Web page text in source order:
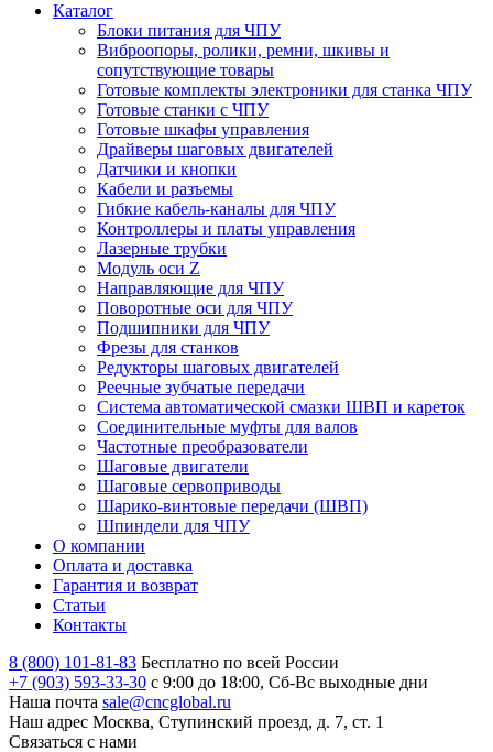
Каталог
Блоки питания для ЧПУ
Виброопоры, ролики, ремни, шкивы и
сопутствующие товары
Готовые комплекты электроники для станка ЧПУ
Готовые станки с ЧПУ
Готовые шкафы управления
Драйверы шаговых двигателей
Датчики и кнопки
Кабели и разъемы
Гибкие кабель-каналы для ЧПУ
Контроллеры и платы управления
Лазерные трубки
Модуль оси Z
Направляющие для ЧПУ
Поворотные оси для ЧПУ
Подшипники для ЧПУ
Фрезы для станков
Редукторы шаговых двигателей
Реечные зубчатые передачи
Система автоматической смазки ШВП и кареток
Соединительные муфты для валов
Частотные преобразователи
Шаговые двигатели
Шаговые сервоприводы
Шарико-винтовые передачи (ШВП)
Шпиндели для ЧПУ
О компании
Оплата и доставка
Гарантия и возврат
Статьи
Контакты
8 (800) 101-81-83 Бесплатно по всей России
+7 (903) 593-33-30 с 9:00 до 18:00, Сб-Вс выходные дни
Наша почта sale@cncglobal.ru
Наш адрес Москва, Ступинский проезд, д. 7, ст. 1
Связаться с нами